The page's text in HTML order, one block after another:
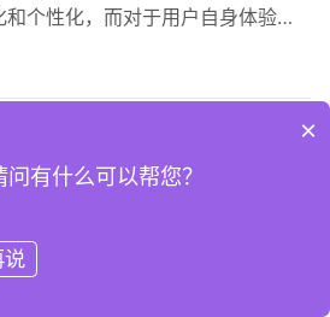
个性化，而对于用户自身体验的
要。在做To B产品用户研究时，
的用研目标 1. 研究对象 B端与C端
用户群体的不同，前者面向…
一对一的深度访谈，8条原
网公司中，可能会配有专门的用
司就没有这么幸福了，产品部门
×
有什么可以帮您？
说